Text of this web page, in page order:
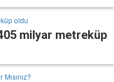
milyar metreküp